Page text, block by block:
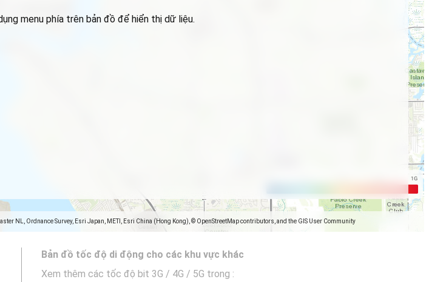
NL, Ordnance Survey, Esri Japan, METI, Esri China (Hong Kong), © OpenStreetMap contributors, and the GIS User Community
menu phía trên bản đồ để hiển thị dữ liệu.
Bản đồ tốc độ di động cho các khu vực khác
Xem thêm các tốc độ bit 3G / 4G / 5G trong :